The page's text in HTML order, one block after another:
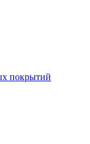
покрытий